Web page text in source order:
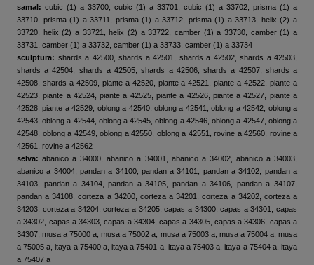
samal: cubic (1) a 33700, cubic (1) a 33701, cubic (1) a 33702, prisma (1) a
33710, prisma (1) a 33711, prisma (1) a 33712, prisma (1) a 33713, helix (2) a
33720, helix (2) a 33721, helix (2) a 33722, camber (1) a 33730, camber (1) a
33731, camber (1) a 33732, camber (1) a 33733, camber (1) a 33734
sculptura: shards a 42500, shards a 42501, shards a 42502, shards a 42503,
shards a 42504, shards a 42505, shards a 42506, shards a 42507, shards a
42508, shards a 42509, piante a 42520, piante a 42521, piante a 42522, piante a
42523, piante a 42524, piante a 42525, piante a 42526, piante a 42527, piante a
42528, piante a 42529, oblong a 42540, oblong a 42541, oblong a 42542, oblong a
42543, oblong a 42544, oblong a 42545, oblong a 42546, oblong a 42547, oblong a
42548, oblong a 42549, oblong a 42550, oblong a 42551, rovine a 42560, rovine a
42561, rovine a 42562
selva: abanico a 34000, abanico a 34001, abanico a 34002, abanico a 34003,
abanico a 34004, pandan a 34100, pandan a 34101, pandan a 34102, pandan a
34103, pandan a 34104, pandan a 34105, pandan a 34106, pandan a 34107,
pandan a 34108, corteza a 34200, corteza a 34201, corteza a 34202, corteza a
34203, corteza a 34204, corteza a 34205, capas a 34300, capas a 34301, capas
a 34302, capas a 34303, capas a 34304, capas a 34305, capas a 34306, capas a
34307, musa a 75000 a, musa a 75002 a, musa a 75003 a, musa a 75004 a, musa
a 75005 a, itaya a 75400 a, itaya a 75401 a, itaya a 75403 a, itaya a 75404 a, itaya
a 75407 a